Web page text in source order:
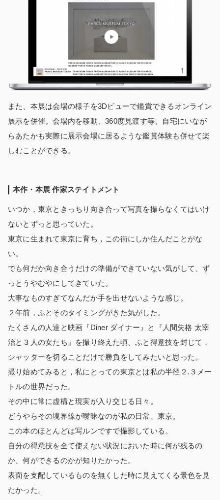
また、本展は会場の様子を3Dビューで鑑賞できるオンライン
展示を併催。会場内を移動、360度見渡す等、自宅にいなが
らあたかも実際に展示会場に居るような鑑賞体験も併せて楽
しむことができる。
本作・本展 作家ステイトメント
いつか，東京ときっちり向き合って写真を撮らなくてはいけ
ないとずっと思っていた。
東京に生まれて東京に育ち，この街にしか住んだことがな
い。
でも何だか向き合うだけの準備ができていない気がして、ず
っとうやむやにしてきていた。
大事なものすぎてなんだか手を出せないような感じ。
２年前，ふとそのタイミングがきた気がした。
たくさんの人達と映画『Diner ダイナー』と『人間失格 太宰
治と３人の女たち』を撮り終えた頃、ふと得意技を封じて，
シャッターを切ることだけで勝負をしてみたいと思った。
撮り始めてみると，私にとっての東京とは私の半径２.３メー
トルの世界だった。
その中に常に虚構と現実が入り交じる日々。
どうやらその境界線が曖昧なのが私の日常、東京。
この本のほとんどは写ルンですで撮影している。
自分の得意技を全て使えない状況においた時に何が残るの
か、何ができるのかが知りたかった。
表面を支配しているものを無くした時に見えてくる景色を見
たかった。